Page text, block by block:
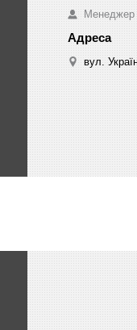
Менеджер
вул.